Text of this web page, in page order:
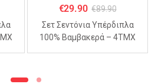
€29.90 €89.90
Σετ Σεντόνια Υπέρδιπλα
100% Βαμβακερά – 4ΤΜΧ